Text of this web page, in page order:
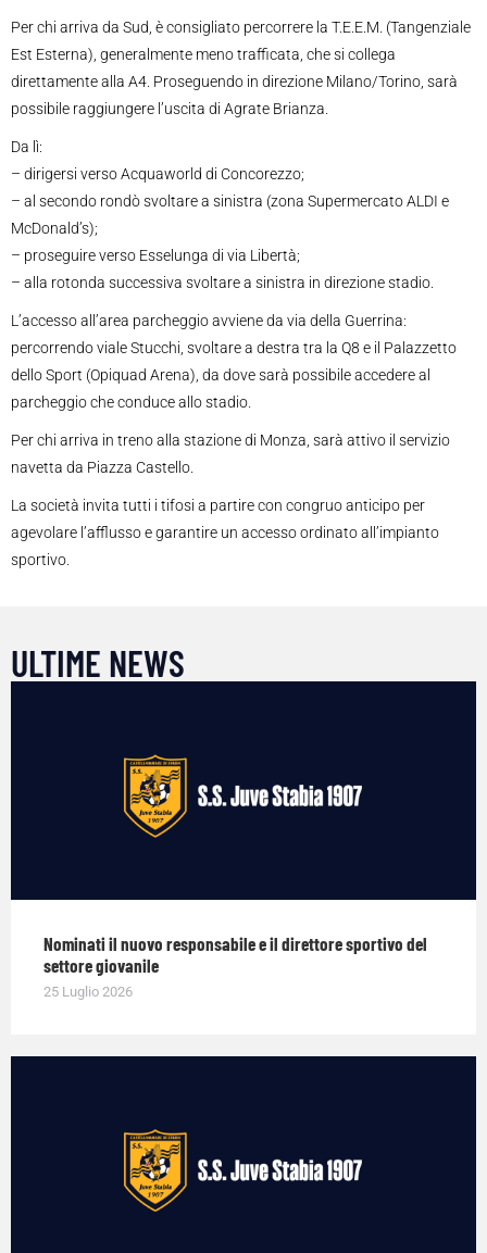
Per chi arriva da Sud, è consigliato percorrere la T.E.E.M. (Tangenziale
Est Esterna), generalmente meno trafficata, che si collega
direttamente alla A4. Proseguendo in direzione Milano/Torino, sarà
possibile raggiungere l’uscita di Agrate Brianza.
Da lì:
– dirigersi verso Acquaworld di Concorezzo;
– al secondo rondò svoltare a sinistra (zona Supermercato ALDI e
McDonald’s);
– proseguire verso Esselunga di via Libertà;
– alla rotonda successiva svoltare a sinistra in direzione stadio.
L’accesso all’area parcheggio avviene da via della Guerrina:
percorrendo viale Stucchi, svoltare a destra tra la Q8 e il Palazzetto
dello Sport (Opiquad Arena), da dove sarà possibile accedere al
parcheggio che conduce allo stadio.
Per chi arriva in treno alla stazione di Monza, sarà attivo il servizio
navetta da Piazza Castello.
La società invita tutti i tifosi a partire con congruo anticipo per
agevolare l’afflusso e garantire un accesso ordinato all’impianto
sportivo.
ULTIME NEWS
Nominati il nuovo responsabile e il direttore sportivo del
settore giovanile
25 Luglio 2026